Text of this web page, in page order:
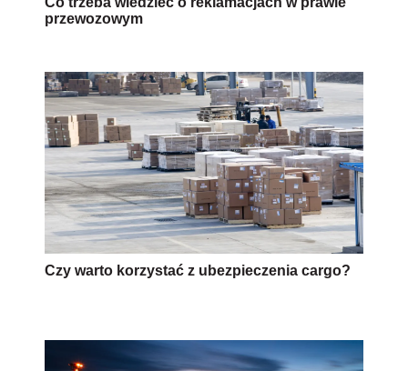
przewozowym
Czy warto korzystać z ubezpieczenia cargo?